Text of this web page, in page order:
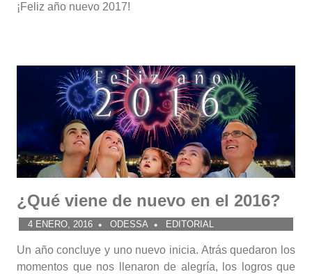
¡Feliz año nuevo 2017!
¿Qué viene de nuevo en el 2016?
4 ENERO, 2016 ODESSA EDITORIAL
Un año concluye y uno nuevo inicia. Atrás quedaron los
momentos que nos llenaron de alegría, los logros que